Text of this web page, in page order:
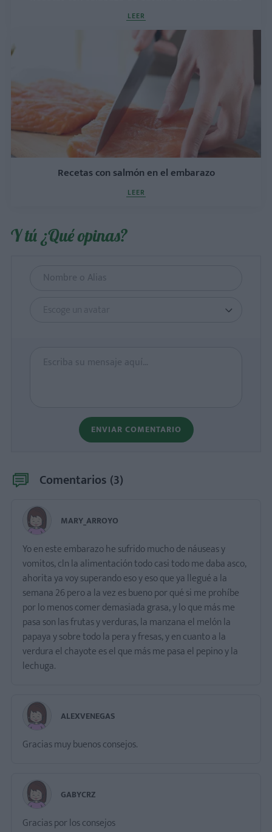
LEER
Recetas con salmón en el embarazo
LEER
Y tú ¿Qué opinas?
Escoge un avatar
ENVIAR COMENTARIO
Comentarios (3)
MARY_ARROYO
Yo en este embarazo he sufrido mucho de náuseas y
vomitos, cln la alimentación todo casi todo me daba asco,
ahorita ya voy superando eso y eso que ya llegué a la
semana 26 pero a la vez es bueno por qué si me prohíbe
por lo menos comer demasiada grasa, y lo que más me
pasa son las frutas y verduras, la manzana el melón la
papaya y sobre todo la pera y fresas, y en cuanto a la
verdura el chayote es el que más me pasa el pepino y la
lechuga.
ALEXVENEGAS
Gracias muy buenos consejos.
GABYCRZ
Gracias por los consejos